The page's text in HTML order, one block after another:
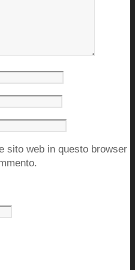
sito web in questo browser